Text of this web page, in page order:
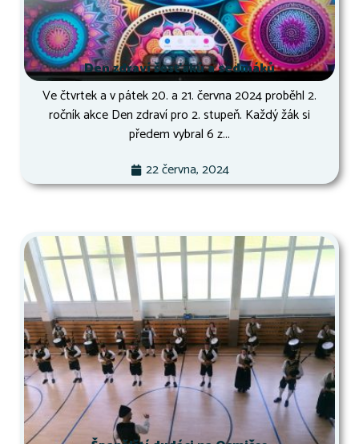
Den zdraví šesťáků a sedmáků
Ve čtvrtek a v pátek 20. a 21. června 2024 proběhl 2.
ročník akce Den zdraví pro 2. stupeň. Každý žák si
předem vybral 6 z...
22 června, 2024